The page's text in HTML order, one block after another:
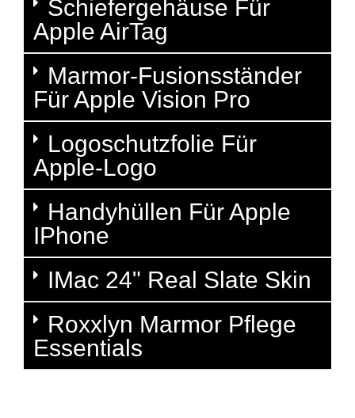
Schiefergehäuse Für
Apple AirTag
Marmor-Fusionsständer
Für Apple Vision Pro
Logoschutzfolie Für
Apple-Logo
Handyhüllen Für Apple
IPhone
IMac 24" Real Slate Skin
Roxxlyn Marmor Pflege
Essentials